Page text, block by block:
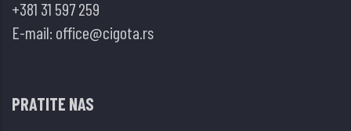
+381 31 597 259
E-mail: office@cigota.rs
PRATITE NAS